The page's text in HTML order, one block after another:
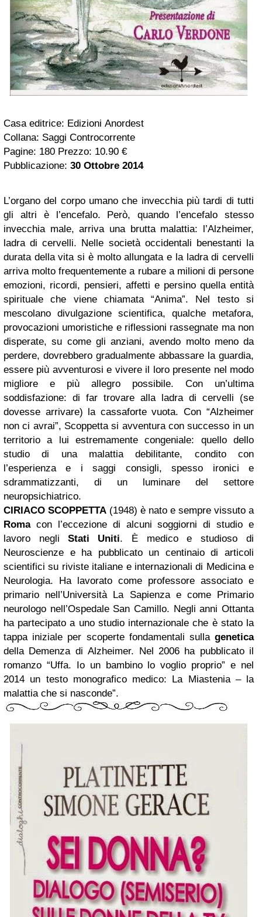
Casa editrice: Edizioni Anordest
Collana: Saggi Controcorrente
Pagine: 180 Prezzo: 10.90 €
Pubblicazione: 30 Ottobre 2014
L’organo del corpo umano che invecchia più tardi di tutti
gli altri è l’encefalo. Però, quando l’encefalo stesso
invecchia male, arriva una brutta malattia: l’Alzheimer,
ladra di cervelli. Nelle società occidentali benestanti la
durata della vita si è molto allungata e la ladra di cervelli
arriva molto frequentemente a rubare a milioni di persone
emozioni, ricordi, pensieri, affetti e persino quella entità
spirituale che viene chiamata “Anima”. Nel testo si
mescolano divulgazione scientifica, qualche metafora,
provocazioni umoristiche e riflessioni rassegnate ma non
disperate, su come gli anziani, avendo molto meno da
perdere, dovrebbero gradualmente abbassare la guardia,
essere più avventurosi e vivere il loro presente nel modo
migliore e più allegro possibile. Con un’ultima
soddisfazione: di far trovare alla ladra di cervelli (se
dovesse arrivare) la cassaforte vuota. Con “Alzheimer
non ci avrai”, Scoppetta si avventura con successo in un
territorio a lui estremamente congeniale: quello dello
studio di una malattia debilitante, condito con
l’esperienza e i saggi consigli, spesso ironici e
sdrammatizzanti, di un luminare del settore
neuropsichiatrico.
CIRIACO SCOPPETTA (1948) è nato e sempre vissuto a
Romacon l’eccezione di alcuni soggiorni di studio e
lavoro negli Stati Uniti. È medico e studioso di
Neuroscienze e ha pubblicato un centinaio di articoli
scientifici su riviste italiane e internazionali di Medicina e
Neurologia. Ha lavorato come professore associato e
primario nell’Università La Sapienza e come Primario
neurologo nell’Ospedale San Camillo. Negli anni Ottanta
ha partecipato a uno studio internazionale che è stato la
tappa iniziale per scoperte fondamentali sulla genetica
della Demenza di Alzheimer. Nel 2006 ha pubblicato il
romanzo “Uffa. Io un bambino lo voglio proprio” e nel
2014 un testo monografico medico: La Miastenia – la
malattia che si nasconde”.